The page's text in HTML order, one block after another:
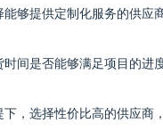
够提供定制化服务的供应
间是否能够满足项目的进
，选择性价比高的供应商